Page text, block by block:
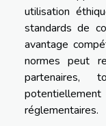
utilisation
standards de
avantage
normes peut
réglementaires.